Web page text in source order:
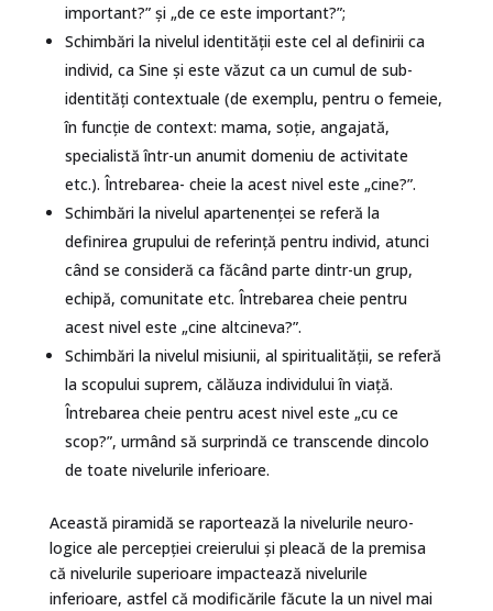
important?” şi „de ce este important?”;
Schimbări la nivelul identităţii este cel al definirii ca
individ, ca Sine și este văzut ca un cumul de sub-
identităţi contextuale (de exemplu, pentru o femeie,
în funcţie de context: mama, soție, angajată,
specialistă într-un anumit domeniu de activitate
etc.). Întrebarea- cheie la acest nivel este „cine?”.
Schimbări la nivelul apartenenţei se referă la
definirea grupului de referinţă pentru individ, atunci
când se consideră ca făcând parte dintr-un grup,
echipă, comunitate etc. Întrebarea cheie pentru
acest nivel este „cine altcineva?”.
Schimbări la nivelul misiunii, al spiritualităţii, se referă
la scopului suprem, călăuza individului în viață.
Întrebarea cheie pentru acest nivel este „cu ce
scop?”, urmând să surprindă ce transcende dincolo
de toate nivelurile inferioare.
Această piramidă se raportează la nivelurile neuro-
logice ale percepţiei creierului și pleacă de la premisa
că nivelurile superioare impactează nivelurile
inferioare, astfel că modificările făcute la un nivel mai